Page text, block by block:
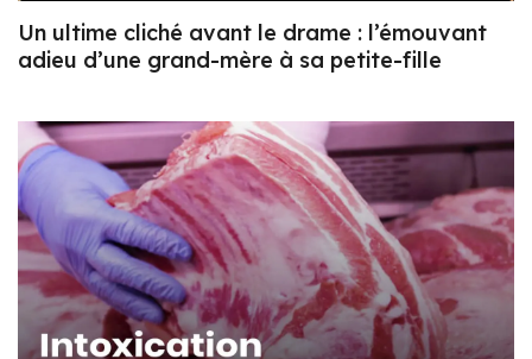
Un ultime cliché avant le drame : l’émouvant
adieu d’une grand-mère à sa petite-fille